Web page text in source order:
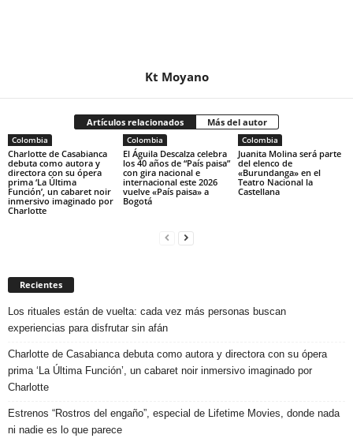
Kt Moyano
Artículos relacionados Más del autor
Colombia
Charlotte de Casabianca
debuta como autora y
directora con su ópera
prima ‘La Última
Función’, un cabaret noir
inmersivo imaginado por
Charlotte
Colombia
El Águila Descalza celebra
los 40 años de “País paisa”
con gira nacional e
internacional este 2026
vuelve «País paisa» a
Bogotá
Colombia
Juanita Molina será parte
del elenco de
«Burundanga» en el
Teatro Nacional la
Castellana
Recientes
Los rituales están de vuelta: cada vez más personas buscan
experiencias para disfrutar sin afán
Charlotte de Casabianca debuta como autora y directora con su ópera
prima ‘La Última Función’, un cabaret noir inmersivo imaginado por
Charlotte
Estrenos “Rostros del engaño”, especial de Lifetime Movies, donde nada
ni nadie es lo que parece